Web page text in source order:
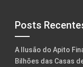
Posts
A Ilusão do Apito
Bilhões das Casas